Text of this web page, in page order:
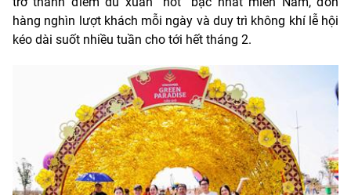
hàng nghìn lượt khách mỗi ngày và duy trì không khí lễ hội
kéo dài suốt nhiều tuần cho tới hết tháng 2.